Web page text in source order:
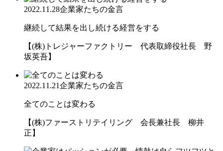
2022.11.28企業家たちの金言
継続して結果を出し続ける経営をする
【(株)トレジャーファクトリー 代表取締役社長 野
坂英吾】
2022.11.21企業家たちの金言
全てのことは変わる
【(株)ファーストリテイリング 会長兼社長 柳井
正】